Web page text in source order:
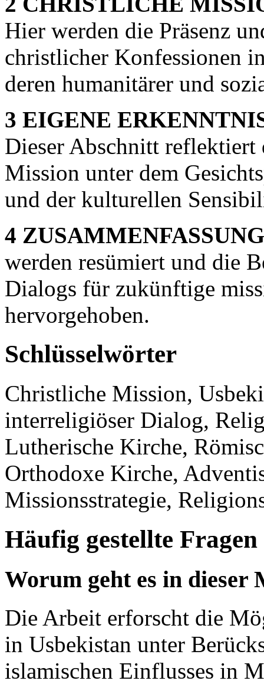
Hier werden die Präsenz
christlicher Konfessionen
deren humanitärer und
3 EIGENE
Dieser Abschnitt
Mission unter dem
und der kulturellen
4
werden resümiert und die
Dialogs für zukünftige
hervorgehoben.
Schlüsselwörter
Christliche Mission,
interreligiöser Dialog,
Lutherische Kirche,
Orthodoxe Kirche,
Missionsstrategie,
Häufig gestellte Fragen
Worum geht es in dieser
Die Arbeit erforscht die
in Usbekistan unter
islamischen Einflusses in